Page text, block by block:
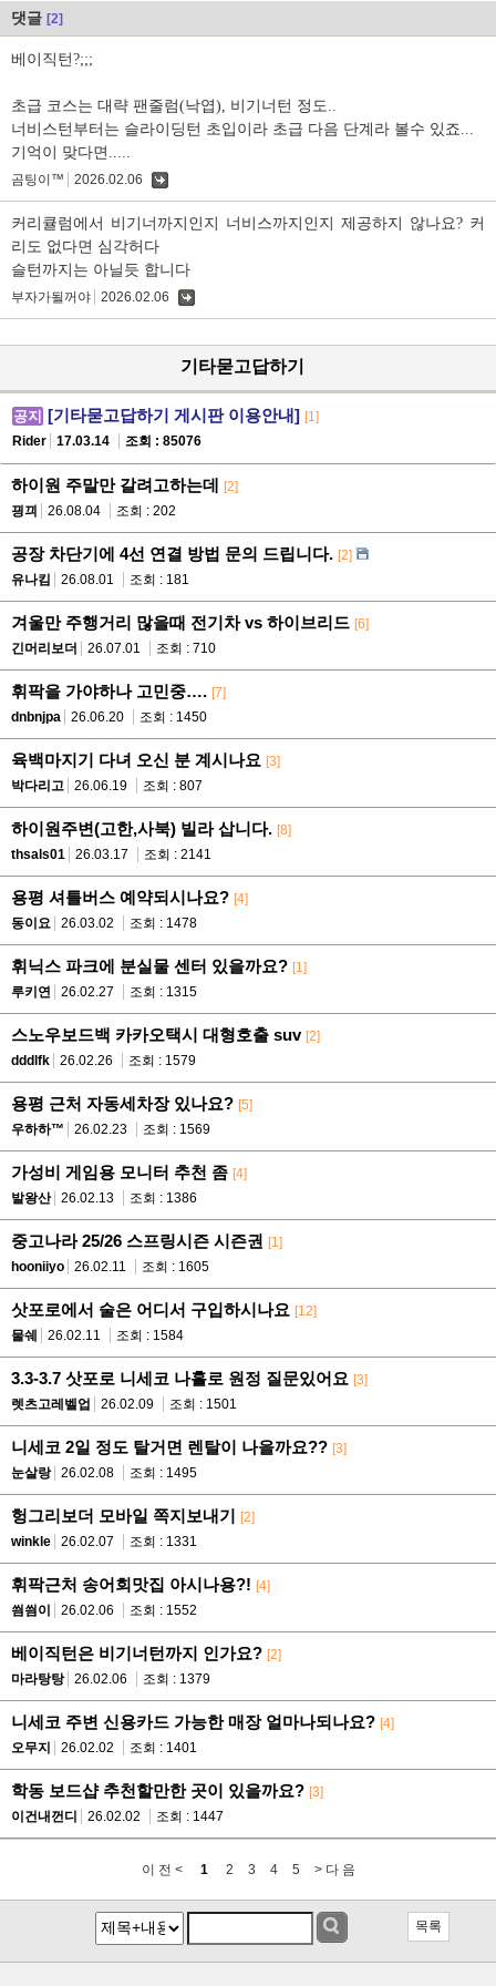
댓글 [2]
베이직턴?;;;
초급 코스는 대략 팬줄럼(낙엽), 비기너턴 정도..
너비스턴부터는 슬라이딩턴 초입이라 초급 다음 단계라 볼수 있죠...
기억이 맞다면.....
곰팅이™ 2026.02.06
커리큘럼에서 비기너까지인지 너비스까지인지 제공하지 않나요? 커
리도 없다면 심각허다
슬턴까지는 아닐듯 합니다
부자가될꺼야 2026.02.06
기타묻고답하기
공지 [기타묻고답하기 게시판 이용안내] [1]
Rider
17.03.14 조회 : 85076
하이원 주말만 갈려고하는데 [2]
끵끠
26.08.04 조회 : 202
공장 차단기에 4선 연결 방법 문의 드립니다. [2]
유나킴
26.08.01 조회 : 181
겨울만 주행거리 많을때 전기차 vs 하이브리드 [6]
긴머리보더
26.07.01 조회 : 710
휘팍을 가야하나 고민중…. [7]
dnbnjpa
26.06.20 조회 : 1450
육백마지기 다녀 오신 분 계시나요 [3]
박다리고
26.06.19 조회 : 807
하이원주변(고한,사북) 빌라 삽니다. [8]
thsals01
26.03.17 조회 : 2141
용평 셔틀버스 예약되시나요? [4]
동이요
26.03.02 조회 : 1478
휘닉스 파크에 분실물 센터 있을까요? [1]
루키연
26.02.27 조회 : 1315
스노우보드백 카카오택시 대형호출 suv [2]
dddlfk
26.02.26 조회 : 1579
용평 근처 자동세차장 있나요? [5]
우하하™
26.02.23 조회 : 1569
가성비 게임용 모니터 추천 좀 [4]
발왕산
26.02.13 조회 : 1386
중고나라 25/26 스프링시즌 시즌권 [1]
hooniiyo
26.02.11 조회 : 1605
삿포로에서 술은 어디서 구입하시나요 [12]
물쉐
26.02.11 조회 : 1584
3.3-3.7 삿포로 니세코 나홀로 원정 질문있어요 [3]
렛츠고레벨업
26.02.09 조회 : 1501
니세코 2일 정도 탈거면 렌탈이 나을까요?? [3]
눈살랑
26.02.08 조회 : 1495
헝그리보더 모바일 쪽지보내기 [2]
winkle
26.02.07 조회 : 1331
휘팍근처 송어회맛집 아시나용?! [4]
씜씜이
26.02.06 조회 : 1552
베이직턴은 비기너턴까지 인가요? [2]
마라탕탕
26.02.06 조회 : 1379
니세코 주변 신용카드 가능한 매장 얼마나되나요? [4]
오무지
26.02.02 조회 : 1401
학동 보드샵 추천할만한 곳이 있을까요? [3]
이건내껀디
26.02.02 조회 : 1447
이 전 < 1 2 3 4 5 > 다 음
목록